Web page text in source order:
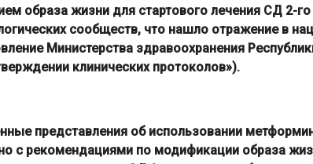
образа жизни для стартового лечения СД 2-
сообществ, что нашло отражение в
Министерства здравоохранения
клинических протоколов»).
представления об использовании
с рекомендациями по модификации образа